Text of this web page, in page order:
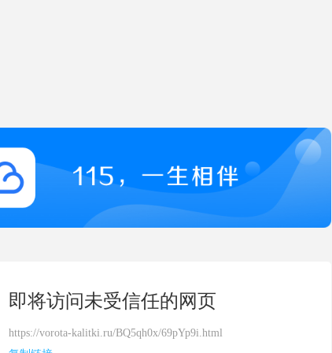
即将访问未受信任的网页
https://vorota-kalitki.ru/BQ5qh0x/69pYp9i.html